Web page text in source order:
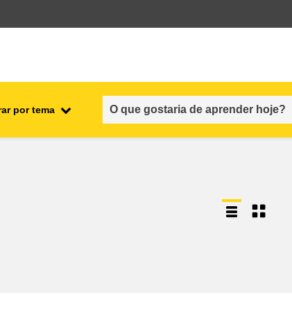
por tema